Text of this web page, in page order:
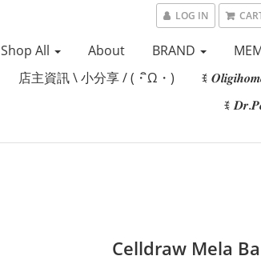
LOG IN
Shop All About BRAND
店主資訊 \ 小分享 / (・ิω・)
ꉂ
ꉂ
Celldraw Mela